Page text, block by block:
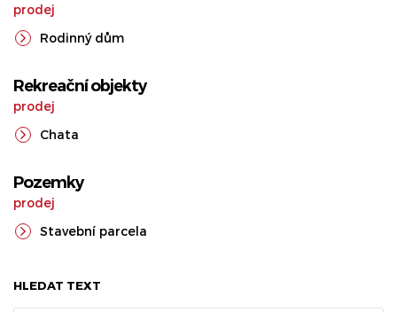
prodej
Rodinný dům
Rekreační objekty
prodej
Chata
Pozemky
prodej
Stavební parcela
HLEDAT TEXT